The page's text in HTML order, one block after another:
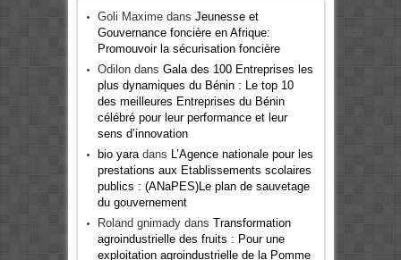
Goli Maximedans Jeunesse et
Gouvernance foncière en Afrique:
Promouvoir la sécurisation foncière
Odilondans Gala des 100 Entreprises les
plus dynamiques du Bénin : Le top 10
des meilleures Entreprises du Bénin
célébré pour leur performance et leur
sens d’innovation
bio yaradans
L’Agence nationale pour les
prestations aux Etablissements scolaires
publics : (ANaPES)Le plan de sauvetage
du gouvernement
Roland gnimadydans Transformation
agroindustrielle des fruits : Pour une
exploitation agroindustrielle de la Pomme